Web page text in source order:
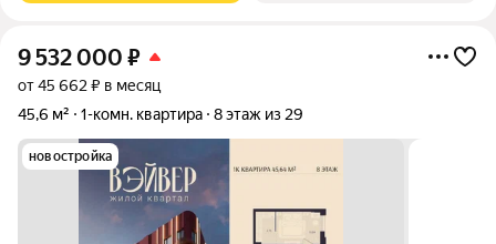
9 532 000 ₽
от 45 662 ₽ в месяц
45,6 м²
1-комн. квартира 8 этаж из 29
новостройка